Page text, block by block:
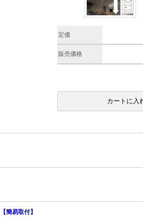
定価
販売価格
【簡易取付】